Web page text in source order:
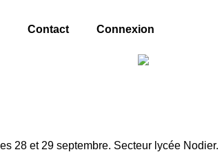
Contact Connexion
28 et 29 septembre. Secteur lycée Nodier.